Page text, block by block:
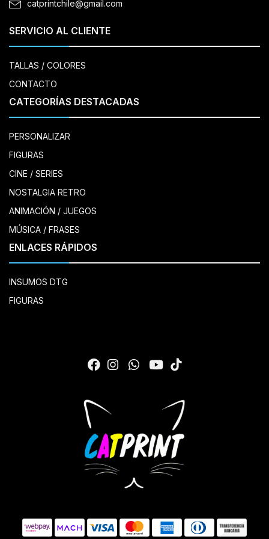
catprintchile@gmail.com
SERVICIO AL CLIENTE
TALLAS / COLORES
CONTACTO
CATEGORÍAS DESTACADAS
PERSONALIZAR
FIGURAS
CINE / SERIES
NOSTALGIA RETRO
ANIMACIÓN / JUEGOS
MÚSICA / FRASES
ENLACES RÁPIDOS
INSUMOS DTG
FIGURAS